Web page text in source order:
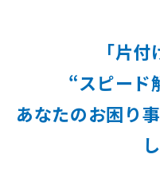
「片
“スピード
あなたのお困り